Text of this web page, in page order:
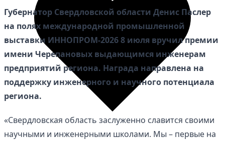
Губернатор Свердловской области Денис Паслер
на полях международной промышленной
выставки ИННОПРОМ-2026 8 июля вручил премии
имени Черепановых выдающимся инженерам
предприятий региона. Награда направлена на
поддержку инженерного и научного потенциала
региона.
«Свердловская область заслуженно славится своими
научными и инженерными школами. Мы – первые на